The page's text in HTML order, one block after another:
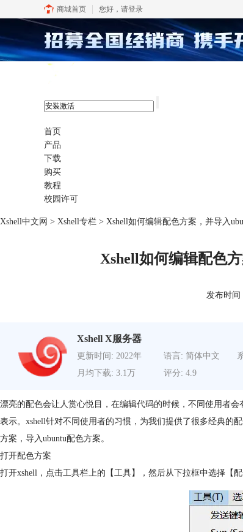
商城首页 您好， 请登录
首页
产品
下载
购买
教程
校园许可
Xshell中文网 > Xshell专栏 > Xshell如何编辑配色方案，并导入
Xshell如何编辑配色
发布时间
Xshell X服务器
更新时间: 2022年 语言: 简体中文
月均下载: 3.1万
评分: 4.9
漂亮的配色会让人赏心悦目，在编辑代码的时候，不同使用者
表示。 xshell针对不同使用者的习惯，为我们提供了很多经典的
方案，导入ubuntu配色方案。
打开配色方案
打开xshell，点击工具栏上的【工具】，然后从下拉框中选择【配